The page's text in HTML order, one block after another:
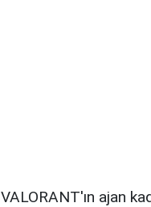
VALORANT'ın ajan